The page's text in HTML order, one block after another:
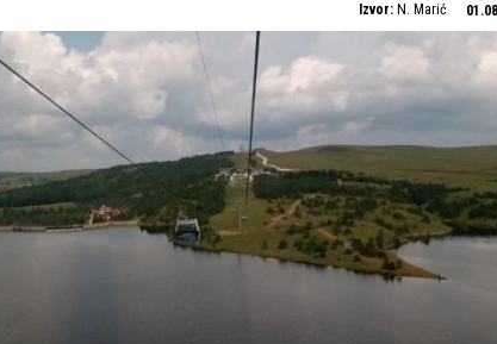
Izvor: N. Marić